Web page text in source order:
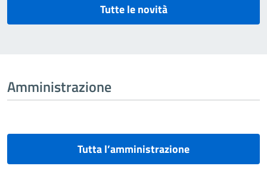
Tutte le novità
Amministrazione
Tutta l’amministrazione